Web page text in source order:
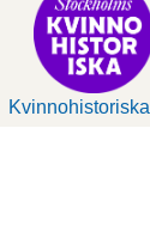
Kvinnohistoriska